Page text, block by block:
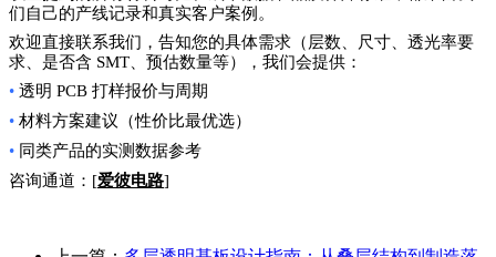
们自己的产线记录和真实客户案例。
欢迎直接联系我们，告知您的具体需求（层数、尺寸、透光率要
求、是否含 SMT、预估数量等），我们会提供：
• 透明 PCB 打样报价与周期
• 材料方案建议（性价比最优选）
• 同类产品的实测数据参考
咨询通道：[爱彼电路]